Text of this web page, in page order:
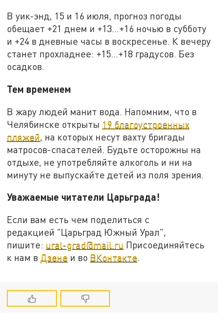
В уик-энд, 15 и 16 июля, прогноз погоды
обещает +21 днем и +13…+16 ночью в субботу
и +24 в дневные часы в воскресенье. К вечеру
станет прохладнее: +15…+18 градусов. Без
осадков.
Тем временем
В жару людей манит вода. Напомним, что в
Челябинске открыты 19 благоустроенных
пляжей , на которых несут вахту бригады
матросов-спасателей. Будьте осторожны на
отдыхе, не употребляйте алкоголь и ни на
минуту не выпускайте детей из поля зрения.
Уважаемые читатели Царьграда!
Если вам есть чем поделиться с
редакцией "Царьград Южный Урал",
пишите: ural-grad@mail.ru Присоединяйтесь
к нам в Дзене и во ВКонтакте.